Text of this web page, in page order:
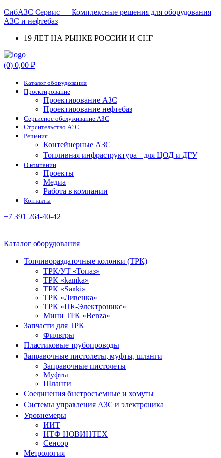
СибАЗС Сервис — Комплексные решения для оборудования
АЗС и нефтебаз
19 ЛЕТ НА РЫНКЕ РОССИИ И СНГ
Menu
(0) 0,00 ₽
Каталог оборудования
Проектирование
Проектирование АЗС
Проектирование нефтебаз
Cервисное обслуживание АЗС
Строительство АЗС
Решения
Контейнерные АЗС
Топливная инфраструктура для ЦОД и ДГУ
О компании
Проекты
Медиа
Работа в компании
Контакты
+7 391 264-40-42
Каталог оборудования
Топливораздаточные колонки (ТРК)
ТРК/УТ «Топаз»
ТРК «kamka»
ТРК «Sanki»
ТРК «Ливенка»
ТРК «ПК-Электроникс»
Мини ТРК «Benza»
Запчасти для ТРК
Фильтры
Пластиковые трубопроводы
Заправочные пистолеты, муфты, шланги
Заправочные пистолеты
Муфты
Шланги
Соединения быстросъемные и хомуты
Системы управления АЗС и электроника
Уровнемеры
ИИТ
НТФ НОВИНТЕХ
Сенсор
Метрология